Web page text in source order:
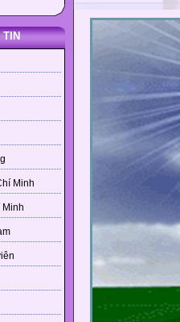
TIN
Minh